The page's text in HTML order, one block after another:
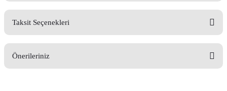
Yorum Yaz
Taksit Seçenekleri
Önerileriniz